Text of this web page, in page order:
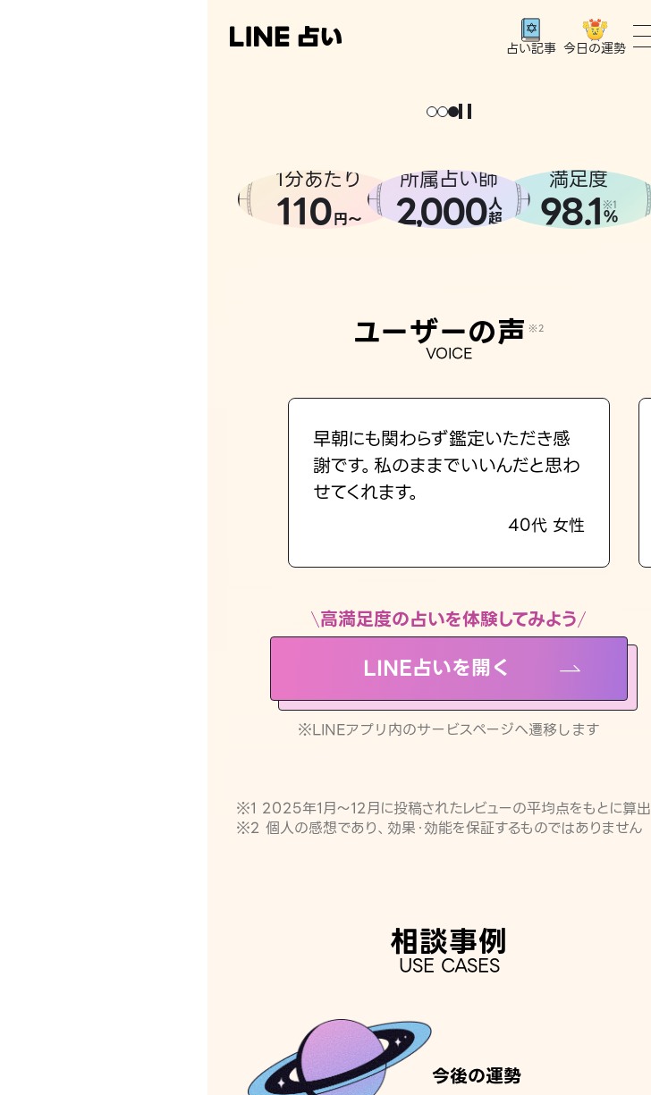
占い記事 今日の運勢
1分あたり
110円〜
所属占い師
2,000人
超
満足度
98.1 ※1
%
ユーザーの声 ※2
VOICE
早朝にも関わらず鑑定いただき感
謝です。私のままでいいんだと思わ
せてくれます。
40代 女性
高満足度の占いを体験してみよう
LINE占いを開く
※LINEアプリ内のサービスページへ遷移します
※1 2025年1月〜12月に投稿されたレビューの平均点をもとに算出
※2 個人の感想であり、効果・効能を保証するものではありません
相談事例
USE CASES
今後の運勢